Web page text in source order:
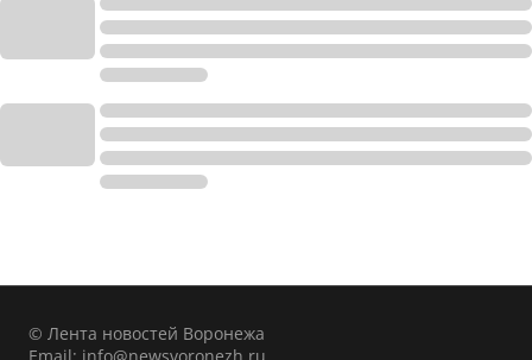
© Лента новостей Воронежа